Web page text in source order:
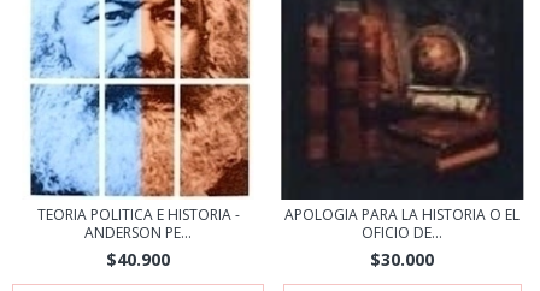
TEORIA POLITICA E HISTORIA -
ANDERSON PE...
$40.900
APOLOGIA PARA LA HISTORIA O EL
OFICIO DE...
$30.000